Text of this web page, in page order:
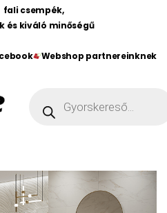
| fali csempék,
és kiváló minőségű
Webshop partnereinknek